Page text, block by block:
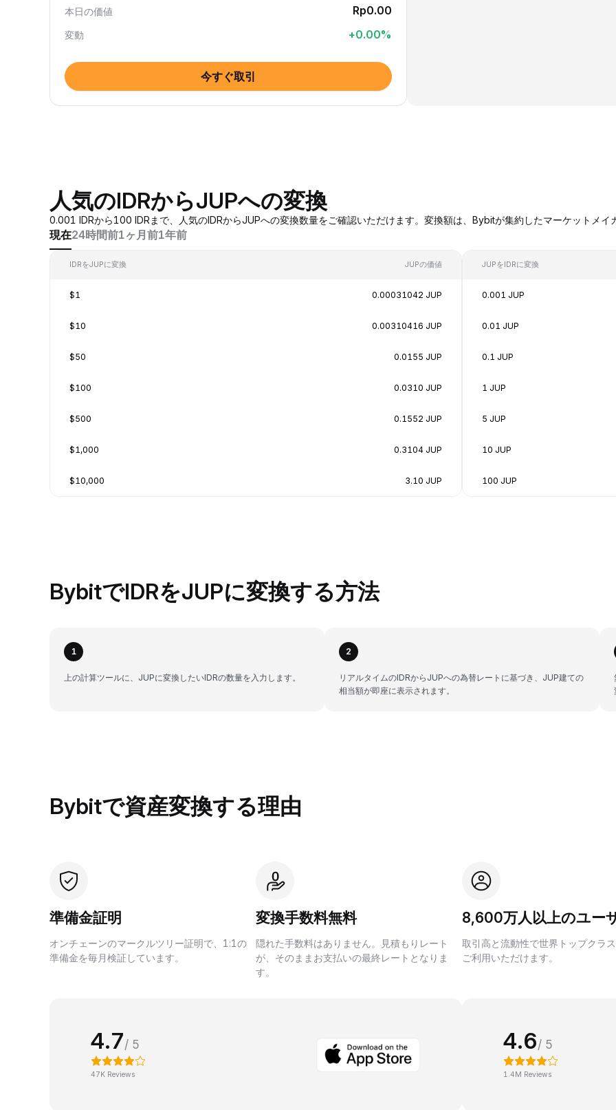
本日の価値 Rp0.00
変動 +0.00%
今すぐ取引
人気のIDRからJUPへの変換
0.001 IDRから100 IDRまで、人気のIDRからJUPへの変換数量をご確認いただけます。変換額は、Bybitが集約したマーケットメイ
現在24時間前1ヶ月前1年前
IDRをJUPに変換 JUPの価値
$1 0.00031042 JUP
$10 0.00310416 JUP
$50 0.0155 JUP
$100 0.0310 JUP
$500 0.1552 JUP
$1,000 0.3104 JUP
$10,000 3.10 JUP
JUPをIDRに変換
0.001 JUP
0.01 JUP
0.1 JUP
1 JUP
5 JUP
10 JUP
100 JUP
BybitでIDRをJUPに変換する方法
1
上の計算ツールに、JUPに変換したいIDRの数量を入力します。
2
リアルタイムのIDRからJUPへの為替レートに基づき、JUP建ての
相当額が即座に表示されます。
Bybitで資産変換する理由
準備金証明
オンチェーンのマークルツリー証明で、1:1の
準備金を毎月検証しています。
変換手数料無料
隠れた手数料はありません。見積もりレート
が、そのままお支払いの最終レートとなりま
す。
8,600万人以上のユー
取引高と流動性で世界トップクラ
ご利用いただけます。
4.7/ 5
47K Reviews
4.6/ 5
1.4M Reviews